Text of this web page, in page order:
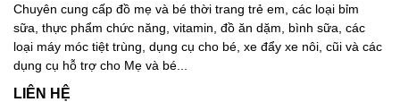
Chuyên cung cấp đồ mẹ và bé thời trang trẻ em, các loại bỉm
sữa, thực phẩm chức năng, vitamin, đồ ăn dặm, bình sữa, các
loại máy móc tiệt trùng, dụng cụ cho bé, xe đẩy xe nôi, cũi và các
dụng cụ hỗ trợ cho Mẹ và bé...
LIÊN HỆ